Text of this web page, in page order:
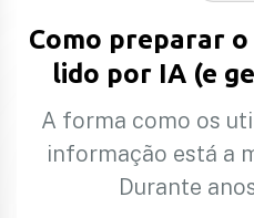
Como preparar
lido por IA (e
A forma como os
informação está a
Durante